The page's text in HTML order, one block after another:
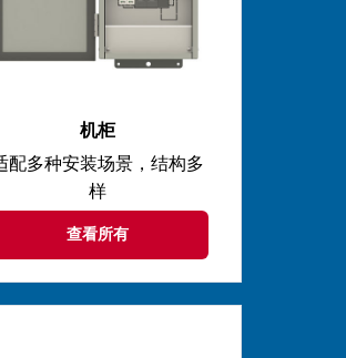
机柜
配多种安装场景，结构多
样
查看所有